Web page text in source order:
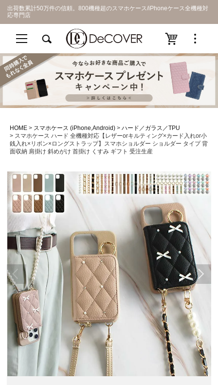
出荷数累計50万件の信頼。800機種超のスマホケース/iPhoneケース全機種対
応専門店
HOME スマホケース (iPhone,Android)
ハード／ガラス／TPU
スマホケース ハード 全機種対応【レザーorキルティング×カード入れor小
銭入れ×リボン×ロングストラップ】スマホショルダー ショルダー タイプ 背
面収納 肩掛け 斜めがけ 首掛け くすみ ギフト 受注生産